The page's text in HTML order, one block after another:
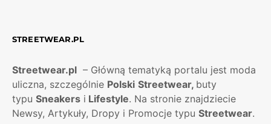
STREETWEAR.PL
Streetwear.pl – Główną tematyką portalu jest moda
uliczna, szczególnie Polski Streetwear, buty
typu Sneakers i Lifestyle. Na stronie znajdziecie
Newsy, Artykuły, Dropy i Promocje typu Streetwear.